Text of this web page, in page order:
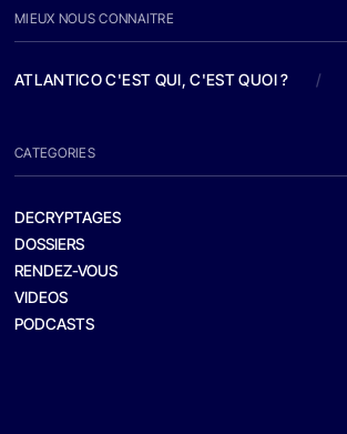
MIEUX NOUS CONNAITRE
ATLANTICO C'EST QUI, C'EST QUOI ? /
CATEGORIES
DECRYPTAGES
DOSSIERS
RENDEZ-VOUS
VIDEOS
PODCASTS